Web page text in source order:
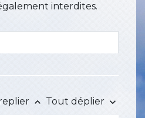
interdites.
keyboard_arrow_up Tout déplier keyboard_arrow_down